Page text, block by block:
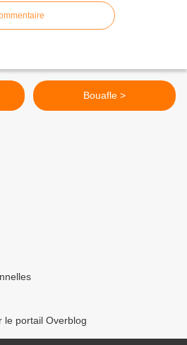
Bouafle >
le portail Overblog